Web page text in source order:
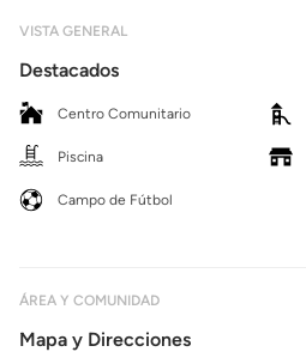
VISTA GENERAL
Destacados
Centro Comunitario
Piscina
Campo de Fútbol
ÁREA Y COMUNIDAD
Mapa y Direcciones